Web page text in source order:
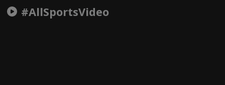
#AllSportsVideo